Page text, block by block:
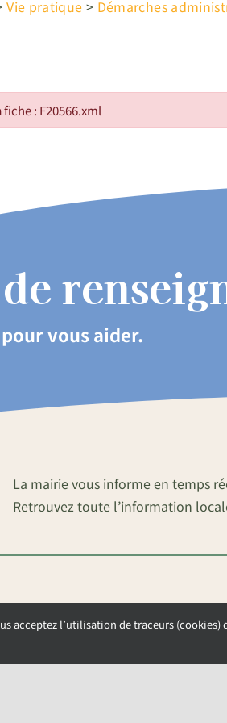
Vie pratique > Démarches
: F20566.xml
vous aider.
La mairie vous informe en temps
Retrouvez toute l’information
acceptez l’utilisation de traceurs